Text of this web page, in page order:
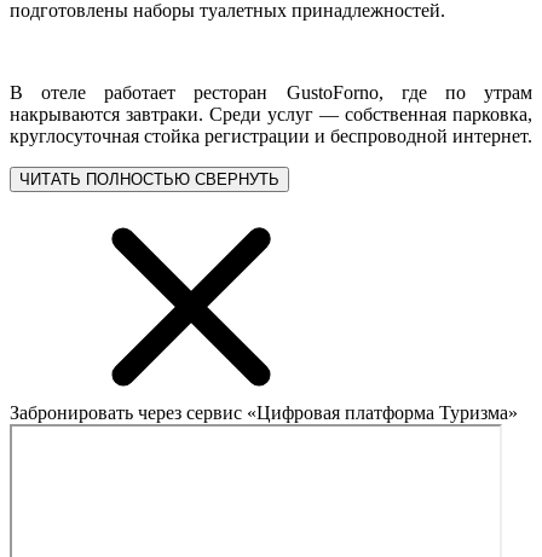
подготовлены наборы туалетных принадлежностей.
В отеле работает ресторан GustoForno, где по утрам
накрываются завтраки. Среди услуг — собственная парковка,
круглосуточная стойка регистрации и беспроводной интернет.
ЧИТАТЬ ПОЛНОСТЬЮ СВЕРНУТЬ
Забронировать через сервис «Цифровая платформа Туризма»